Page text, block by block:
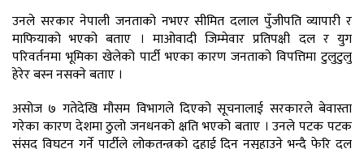
उनले सरकार नेपाली जनताको नभएर सीमित दलाल पुँजीपति व्यापारी र
माफियाको भएको बताए । माओवादी जिम्मेवार प्रतिपक्षी दल र युग
परिवर्तनमा भूमिका खेलेको पार्टी भएका कारण जनताको विपत्तिमा टुलुटुलु
हेरेर बस्न नसक्ने बताए ।
असोज ७ गतेदेखि मौसम विभागले दिएको सूचनालाई सरकारले बेवास्ता
गरेका कारण देशमा ठुलो जनधनको क्षति भएको बताए । उनले पटक पटक